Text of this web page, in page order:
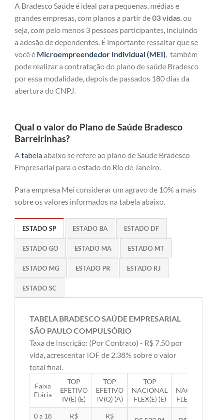
A Bradesco Saúde é ideal para pequenas, médias e
grandes empresas, com planos a partir de03 vidas, ou
seja, com pelo menos 3 pessoas participantes, incluindo
a adesão de dependentes. É importante ressaltar que se
você é Microempreendedor Individual (MEI), também
pode realizar a contratação do plano de saúde Bradesco
por essa modalidade, depois de passados 180 dias da
abertura do CNPJ.
Qual o valor do Plano de Saúde Bradesco
Barreirinhas?
Atabelaabaixo se refere ao plano de Saúde Bradesco
Empresarial para o estado do Rio de Janeiro.
Para empresa Mei considerar um agravo de 10% a mais
sobre os valores informados na tabela abaixo.
ESTADO SP ESTADO BA ESTADO DF
ESTADO GO ESTADO MA ESTADO MT
ESTADO MG ESTADO PR ESTADO RJ
ESTADO SC
TABELA BRADESCO SAÚDE EMPRESARIAL
SÃO PAULO COMPULSÓRIO
Taxa de Inscrição: (Por Contrato) - R$ 7,50 por
vida, acrescentar IOF de 2,38% sobre o valor
total final.
Faixa
Etária
TOP
EFETIVO
IV(E) (E)
TOP
EFETIVO
IV(Q) (A)
TOP
NACIONAL
FLEX(E) (E)
NACIONAL
FLEX(Q) (A)
0 a 18 R$ R$